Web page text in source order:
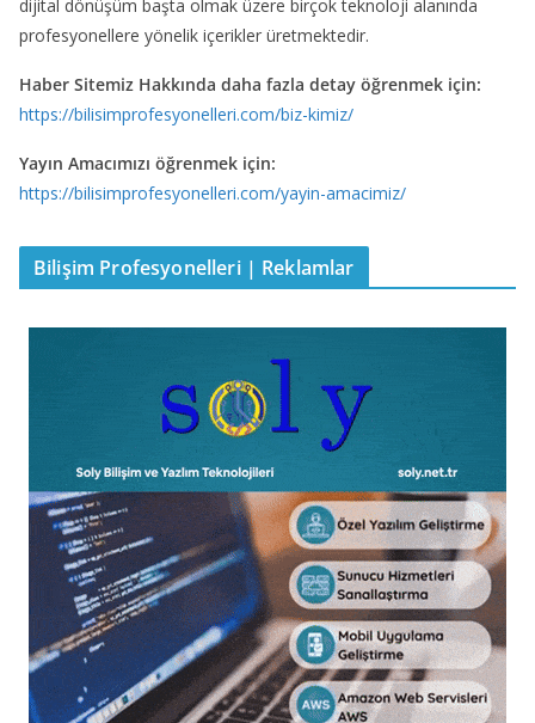
dijital dönüşüm başta olmak üzere birçok teknoloji alanında
profesyonellere yönelik içerikler üretmektedir.
Haber Sitemiz Hakkında daha fazla detay öğrenmek için:
https://bilisimprofesyonelleri.com/biz-kimiz/
Yayın Amacımızı öğrenmek için:
https://bilisimprofesyonelleri.com/yayin-amacimiz/
Bilişim Profesyonelleri | Reklamlar